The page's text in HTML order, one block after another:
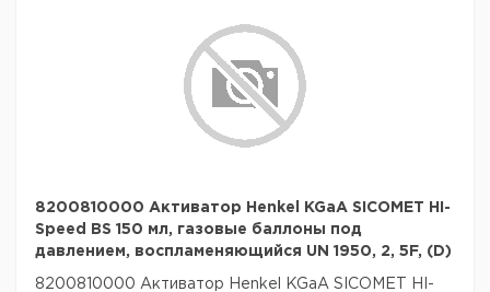
8200810000 Активатор Henkel KGaA SICOMET HI-
Speed BS 150 мл, газовые баллоны под
давлением, воспламеняющийся UN 1950, 2, 5F, (D)
8200810000 Активатор Henkel KGaA SICOMET HI-